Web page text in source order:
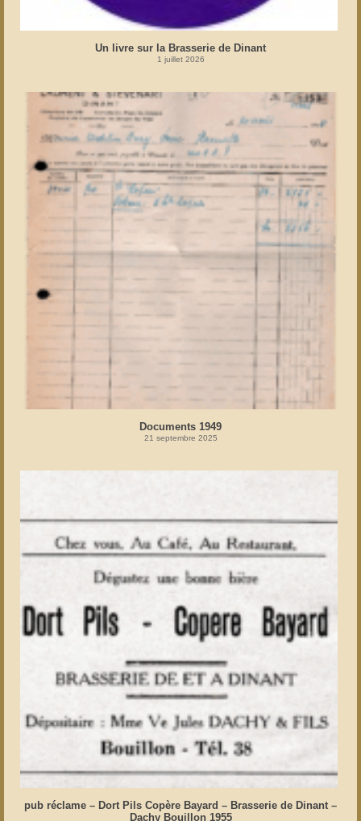
Un livre sur la Brasserie de Dinant
1 juillet 2026
Documents 1949
21 septembre 2025
pub réclame – Dort Pils Copère Bayard – Brasserie de Dinant –
Dachy Bouillon 1955